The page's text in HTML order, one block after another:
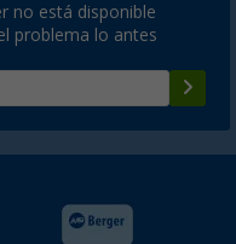
no está disponible
problema lo antes